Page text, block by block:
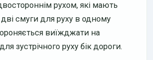
рухом, які мають
смуги для руху в одному
виїжджати на
зустрічного руху бік дороги.